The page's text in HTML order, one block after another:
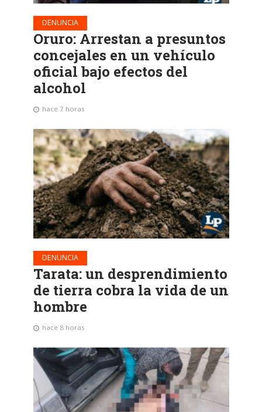
DENUNCIA
Oruro: Arrestan a presuntos
concejales en un vehículo
oficial bajo efectos del
alcohol
hace 7 horas
DENUNCIA
Tarata: un desprendimiento
de tierra cobra la vida de un
hombre
hace 8 horas